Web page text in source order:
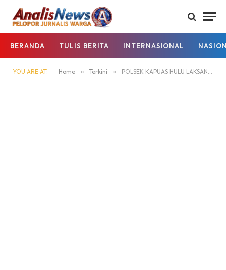
BERANDA TULIS BERITA INTERNASIONAL
YOU ARE AT: Home » Terkini » POLSEK KAPUAS HULU LAKSANAKAN PROGRAM JUMAT CURHAT DENGAR KELUH KESAH DAN ASPIRASI WARGA